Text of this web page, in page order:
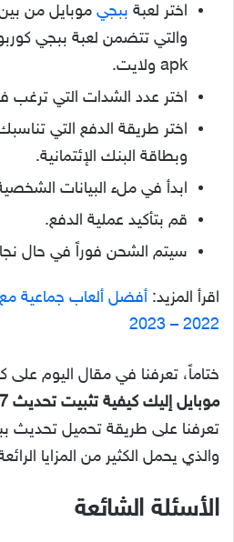
اختر لعبة ببجي موبايل من بين
والتي تتضمن لعبة ببجي
apk ولايت.
اختر عدد الشدات التي ترغب
اختر طريقة الدفع التي
وبطاقة البنك الإئتمانية.
ابدأ في ملء البيانات
قم بتأكيد عملية الدفع.
سيتم الشحن فوراً في حال
اقرأ المزيد: أفضل ألعاب جماعية مع
2022 – 2023
ختاماً، تعرفنا في مقال اليوم على
موبايل إليك كيفية تثبيت تحديث 2.7 Pubg Mobile
والذي يحمل الكثير من المزايا
الأسئلة الشائعة